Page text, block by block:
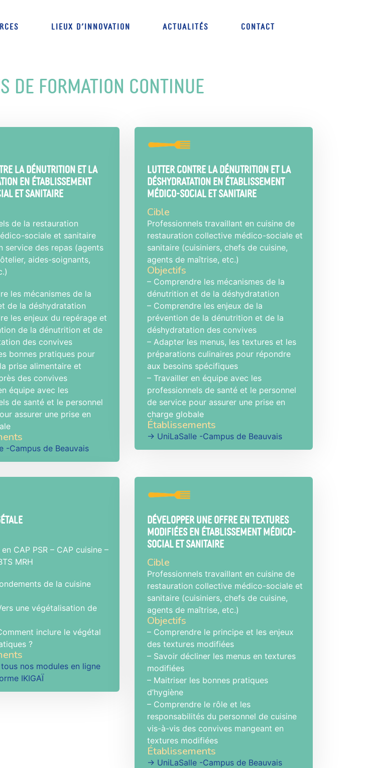
Lieux d’innovation Actualités Contact
de formation continue
la dénutrition et la
en établissement
et sanitaire
de la restauration
sociale et sanitaire
service des repas (agents
aides-soignants,
les mécanismes de la
de la déshydratation
les enjeux du repérage et
de la dénutrition et de
des convives
bonnes pratiques pour
prise alimentaire et
des convives
équipe avec les
de santé et le personnel
assurer une prise en
-Campus de Beauvais
Lutter contre la dénutrition et la
déshydratation en établissement
médico-social et sanitaire
Cible
Professionnels travaillant en cuisine de
restauration collective médico-sociale et
sanitaire (cuisiniers, chefs de cuisine,
agents de maîtrise, etc.)
Objectifs
– Comprendre les mécanismes de la
dénutrition et de la déshydratation
– Comprendre les enjeux de la
prévention de la dénutrition et de la
déshydratation des convives
– Adapter les menus, les textures et les
préparations culinaires pour répondre
aux besoins spécifiques
– Travailler en équipe avec les
professionnels de santé et le personnel
de service pour assurer une prise en
charge globale
Établissements
→ UniLaSalle -Campus de Beauvais
CAP PSR – CAP cuisine –
MRH
de la cuisine
une végétalisation de
inclure le végétal
?
nos modules en ligne
IKIGAÏ
Développer une offre en textures
modifiées en établissement médico-
social et sanitaire
Cible
Professionnels travaillant en cuisine de
restauration collective médico-sociale et
sanitaire (cuisiniers, chefs de cuisine,
agents de maîtrise, etc.)
Objectifs
– Comprendre le principe et les enjeux
des textures modifiées
– Savoir décliner les menus en textures
modifiées
– Maitriser les bonnes pratiques
d’hygiène
– Comprendre le rôle et les
responsabilités du personnel de cuisine
vis-à-vis des convives mangeant en
textures modifiées
Établissements
→ UniLaSalle -Campus de Beauvais